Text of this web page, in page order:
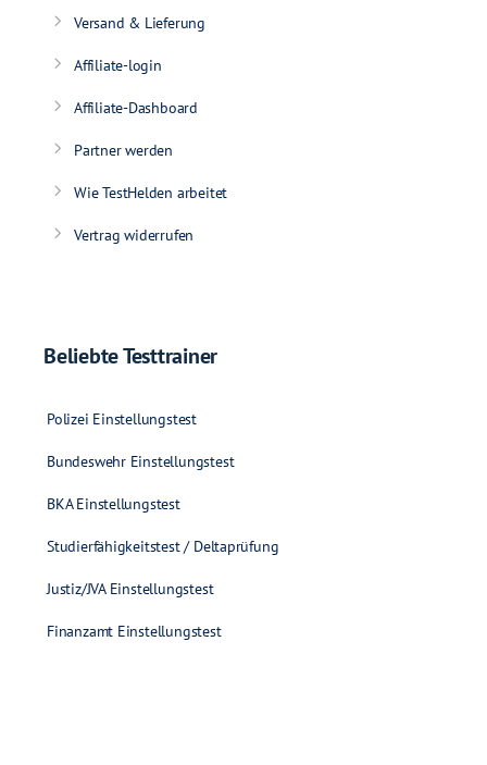
Versand & Lieferung
Affiliate-login
Affiliate-Dashboard
Partner werden
Wie TestHelden arbeitet
Vertrag widerrufen
Beliebte Testtrainer
Polizei Einstellungstest
Bundeswehr Einstellungstest
BKA Einstellungstest
Studierfähigkeitstest / Deltaprüfung
Justiz/JVA Einstellungstest
Finanzamt Einstellungstest